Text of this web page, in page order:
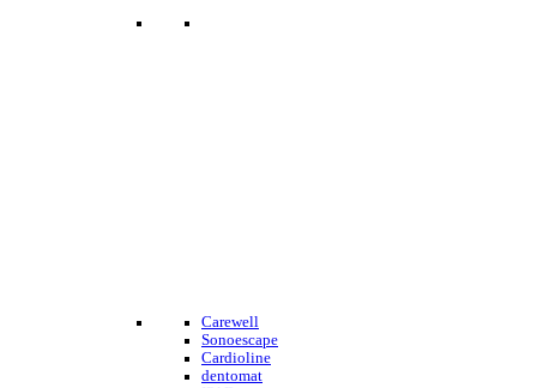
Carewell
Sonoescape
Cardioline
dentomat